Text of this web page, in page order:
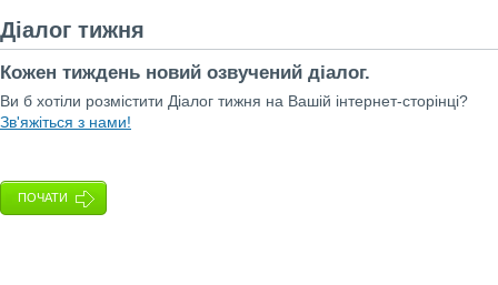
Діалог тижня
Кожен тиждень новий озвучений діалог.
Ви б хотіли розмістити Діалог тижня на Вашій інтернет-сторінці?
Зв'яжіться з нами!
ПОЧАТИ